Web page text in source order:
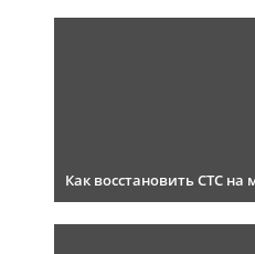
Как восстановить СТС на